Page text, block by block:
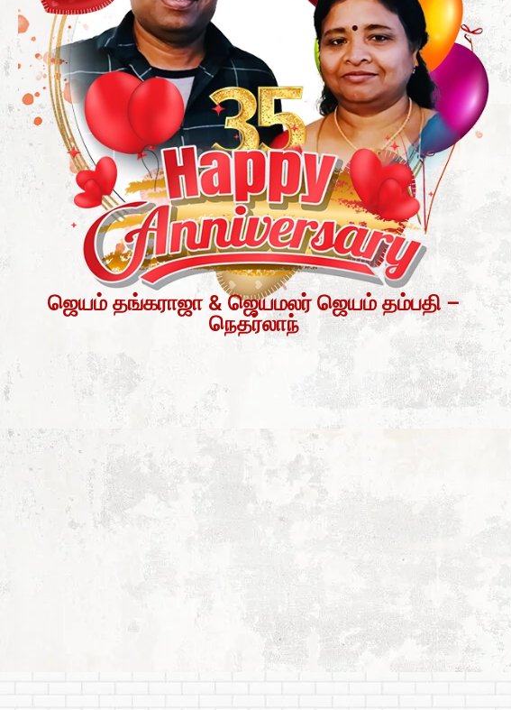
ஜெயம் தங்கராஜா & ஜெயமலர் ஜெயம் தம்பதி –
நெதர்லாந்